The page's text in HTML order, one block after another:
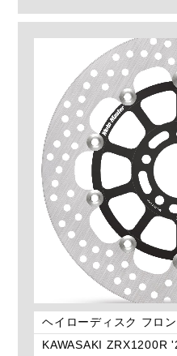
ヘイローディスク フロ
KAWASAKI ZRX1200R